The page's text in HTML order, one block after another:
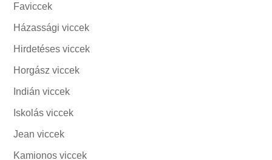
Faviccek
Házassági viccek
Hirdetéses viccek
Horgász viccek
Indián viccek
Iskolás viccek
Jean viccek
Kamionos viccek